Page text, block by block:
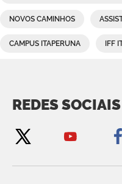
NOVOS CAMINHOS
CAMPUS ITAPERUNA IFF
REDES SOCIAIS